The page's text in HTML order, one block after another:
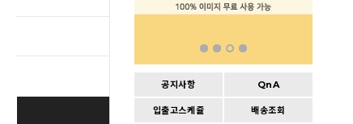
공지사항 QnA
입출고스케쥴 배송조회
BUY IT NOW